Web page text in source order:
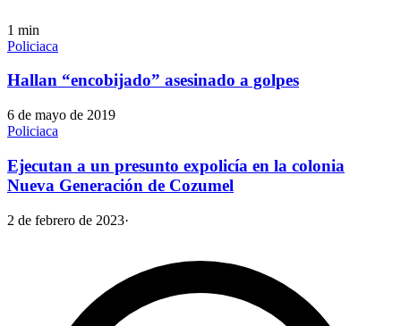
1 min
Policiaca
Hallan “encobijado” asesinado a golpes
6 de mayo de 2019
Policiaca
Ejecutan a un presunto expolicía en la colonia
Nueva Generación de Cozumel
2 de febrero de 2023·